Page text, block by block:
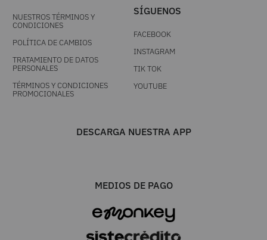
NUESTROS TÉRMINOS Y
CONDICIONES
POLÍTICA DE CAMBIOS
TRATAMIENTO DE DATOS
PERSONALES
TÉRMINOS Y CONDICIONES
PROMOCIONALES
SÍGUENOS
FACEBOOK
INSTAGRAM
TIK TOK
YOUTUBE
DESCARGA NUESTRA APP
MEDIOS DE PAGO